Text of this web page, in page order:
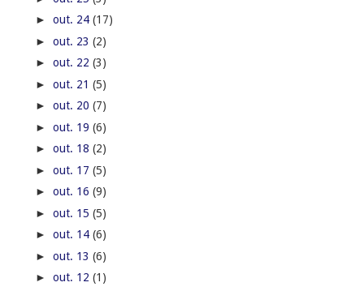
► out. 24 (17)
► out. 23 (2)
► out. 22 (3)
► out. 21 (5)
► out. 20 (7)
► out. 19 (6)
► out. 18 (2)
► out. 17 (5)
► out. 16 (9)
► out. 15 (5)
► out. 14 (6)
► out. 13 (6)
► out. 12 (1)